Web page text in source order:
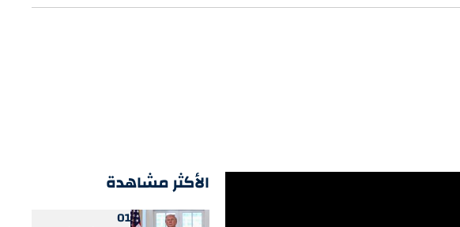
الأكثر مشاهدة
01